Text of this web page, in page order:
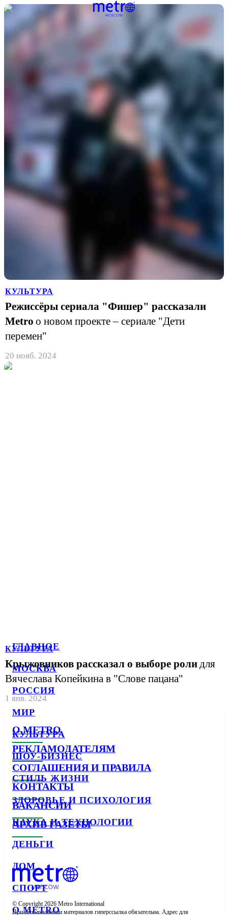
ГЛАВНОЕ
МОСКВА
РОССИЯ
МИР
КУЛЬТУРА
ШОУ-БИЗНЕС
СТИЛЬ ЖИЗНИ
ЗДОРОВЬЕ И ПСИХОЛОГИЯ
НАУКА И ТЕХНОЛОГИИ
ДЕНЬГИ
ДОМ
СПОРТ
О METRO
КУЛЬТУРА
Режиссёры сериала "Фишер" рассказали
Metro о новом проекте – сериале "Дети
перемен"
20 нояб. 2024
КУЛЬТУРА
Крыжовников рассказал о выборе роли для
Вячеслава Копейкина в "Слове пацана"
1 янв. 2024
О METRO
РЕКЛАМОДАТЕЛЯМ
СОГЛАШЕНИЯ И ПРАВИЛА
КОНТАКТЫ
ВАКАНСИИ
АРХИВ ГАЗЕТЫ
© Copyright 2026 Metro International
При использовании материалов гиперссылка обязательна. Адрес для